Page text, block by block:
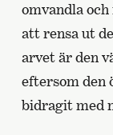
omvandla
att rensa ut
arvet är den
eftersom den
bidragit med